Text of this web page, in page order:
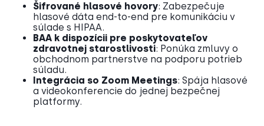
Šifrované hlasové hovory: Zabezpečuje
hlasové dáta end-to-end pre komunikáciu v
súlade s HIPAA.
BAA k dispozícii pre poskytovateľov
zdravotnej starostlivosti: Ponúka zmluvy o
obchodnom partnerstve na podporu potrieb
súladu.
Integrácia so Zoom Meetings: Spája hlasové
a videokonferencie do jednej bezpečnej
platformy.